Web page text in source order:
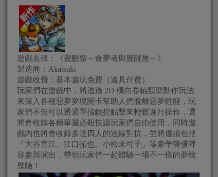
遊戲名稱：《覺醒祭～食夢者與覺醒屋～》
製造商：Akatsuki
遊戲收費：基本遊玩免費（道具付費）
玩家們在遊戲中，將透過 2D 橫向卷軸類型動作玩法
來深入各種惡夢夢境關卡幫助人們脫離惡夢甦醒，玩
家們不但可以透過單指觸控點擊來輕鬆進行操作，還
將會收錄各種華麗必殺技讓玩家們自由使用，同時遊
戲內也將會收錄多達四人的連線對抗，並將邀請包括
「大谷育江、江口拓也、小松未可子」等豪華聲優陣
容參與演出，帶領玩家們一起體驗一場不一樣的夢境
歷險！